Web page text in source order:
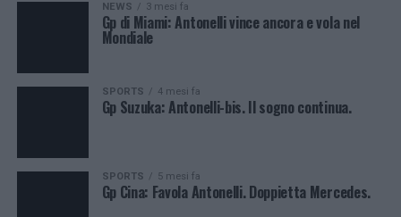
NEWS 3 mesi fa
Gp di Miami: Antonelli vince ancora e vola nel
Mondiale
SPORTS 4 mesi fa
Gp Suzuka: Antonelli-bis. Il sogno continua.
SPORTS 5 mesi fa
Gp Cina: Favola Antonelli. Doppietta Mercedes.